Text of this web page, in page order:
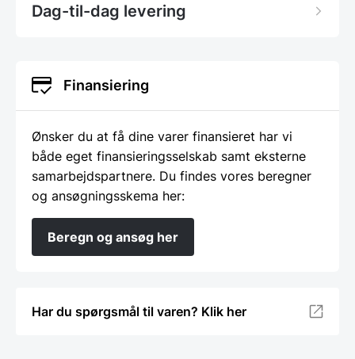
Dag-til-dag levering
Finansiering
Ønsker du at få dine varer finansieret har vi
både eget finansieringsselskab samt eksterne
samarbejdspartnere. Du findes vores beregner
og ansøgningsskema her:
Beregn og ansøg her
Har du spørgsmål til varen? Klik her